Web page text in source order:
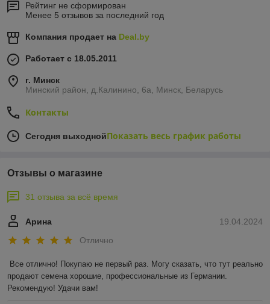
Рейтинг не сформирован
Менее 5 отзывов за последний год
Компания продает на Deal.by
Работает с 18.05.2011
г. Минск
Минский район, д.Калинино, 6а, Минск, Беларусь
Контакты
Сегодня выходнойПоказать весь график работы
Отзывы о магазине
31 отзыва за всё время
19.04.2024
Арина
Отлично
Все отлично! Покупаю не первый раз. Могу сказать, что тут реально
продают семена хорошие, профессиональные из Германии.
Рекомендую! Удачи вам!